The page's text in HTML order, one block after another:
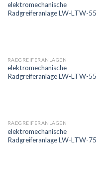
elektromechanische
Radgreiferanlage LW-LTW-55
RADGREIFERANLAGEN
elektromechanische
Radgreiferanlage LW-LTW-55
RADGREIFERANLAGEN
elektromechanische
Radgreiferanlage LW-LTW-75